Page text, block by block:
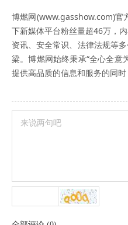
博燃网(www.gasshow.com)官
下新媒体平台粉丝量超46万，
资讯、安全常识、法律法规等
梁。博燃网始终秉承“全心全意
提供高品质的信息和服务的同时